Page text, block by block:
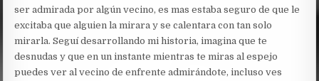
ser admirada por algún vecino, es mas estaba seguro de que le
excitaba que alguien la mirara y se calentara con tan solo
mirarla. Seguí desarrollando mi historia, imagina que te
desnudas y que en un instante mientras te miras al espejo
puedes ver al vecino de enfrente admirándote, incluso ves